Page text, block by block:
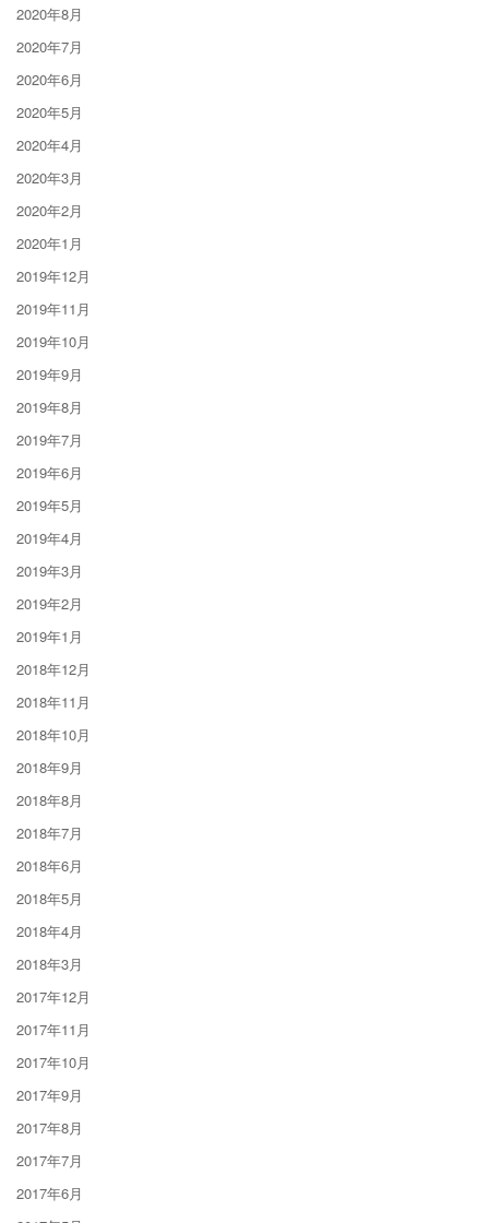
2020年8月
2020年7月
2020年6月
2020年5月
2020年4月
2020年3月
2020年2月
2020年1月
2019年12月
2019年11月
2019年10月
2019年9月
2019年8月
2019年7月
2019年6月
2019年5月
2019年4月
2019年3月
2019年2月
2019年1月
2018年12月
2018年11月
2018年10月
2018年9月
2018年8月
2018年7月
2018年6月
2018年5月
2018年4月
2018年3月
2017年12月
2017年11月
2017年10月
2017年9月
2017年8月
2017年7月
2017年6月